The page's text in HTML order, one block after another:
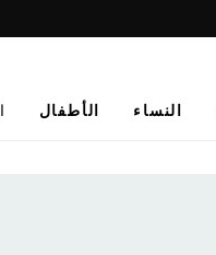
النساء الأطفال